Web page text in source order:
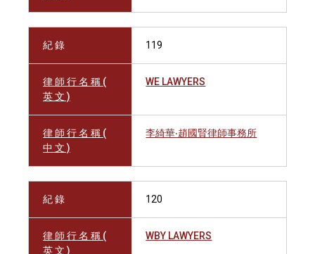
紀 錄 119
律 師 行 名 稱 (
英 文 )
WE LAWYERS
律 師 行 名 稱 (
中 文 )
李綺華‧趙國賢律師事務所
紀 錄 120
律 師 行 名 稱 (
英 文 )
WBY LAWYERS